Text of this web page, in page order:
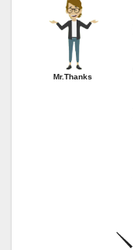
Mr.Thanks